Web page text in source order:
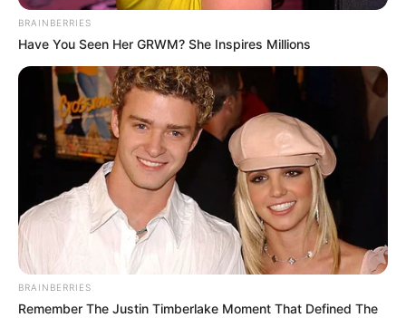
Kate Thought No One Noticed, But It Was Caught On
Tape
BUZZ DAY
BRAINBERRIES
Have You Seen Her GRWM? She Inspires Millions
BRAINBERRIES
Remember The Justin Timberlake Moment That Defined The